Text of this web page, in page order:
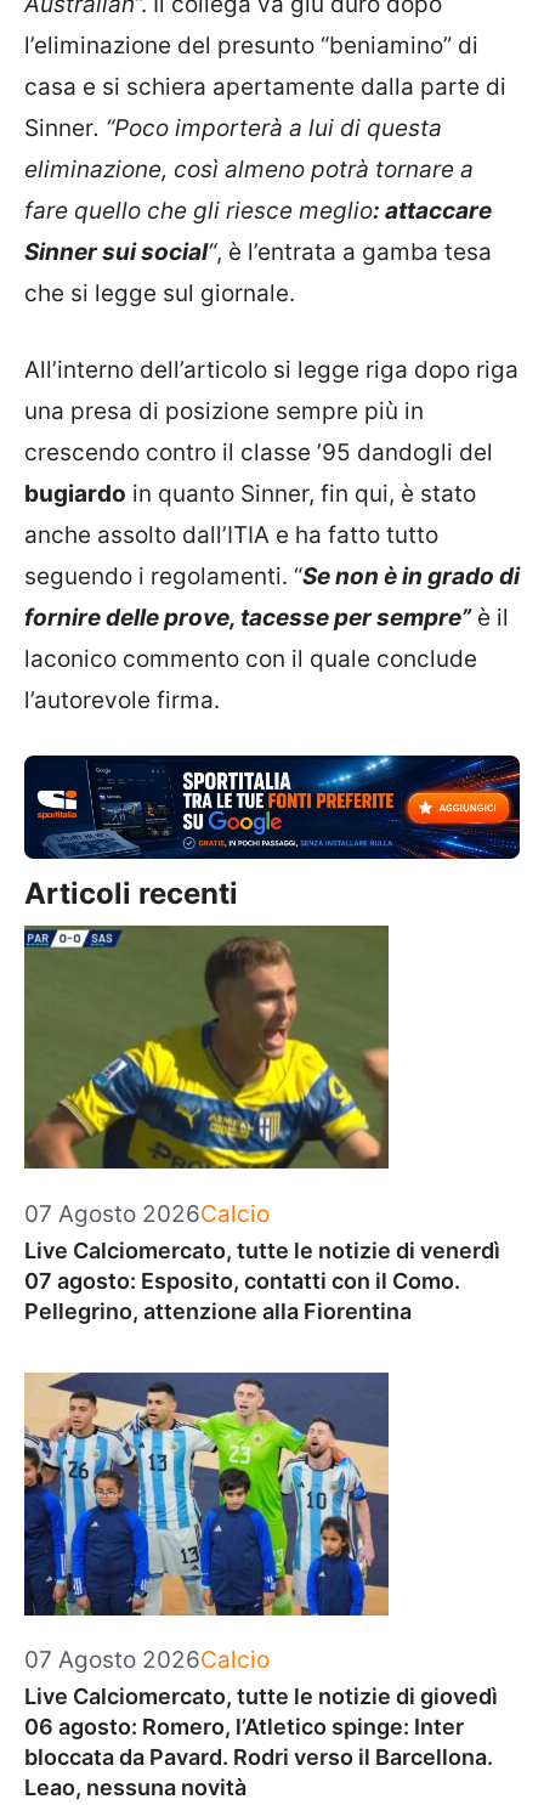
l’eliminazione del presunto “beniamino” di
casa e si schiera apertamente dalla parte di
Sinner. “Poco importerà a lui di questa
eliminazione, così almeno potrà tornare a
fare quello che gli riesce meglio: attaccare
Sinner sui social“, è l’entrata a gamba tesa
che si legge sul giornale.
All’interno dell’articolo si legge riga dopo riga
una presa di posizione sempre più in
crescendo contro il classe ’95 dandogli del
bugiardo in quanto Sinner, fin qui, è stato
anche assolto dall’ITIA e ha fatto tutto
seguendo i regolamenti. “Se non è in grado di
fornire delle prove, tacesse per sempre”è il
laconico commento con il quale conclude
l’autorevole firma.
Articoli recenti
07 Agosto 2026Categorie
Calcio
Live Calciomercato, tutte le notizie di venerdì
07 agosto: Esposito, contatti con il Como.
Pellegrino, attenzione alla Fiorentina
07 Agosto 2026Categorie
Calcio
Live Calciomercato, tutte le notizie di giovedì
06 agosto: Romero, l’Atletico spinge: Inter
bloccata da Pavard. Rodri verso il Barcellona.
Leao, nessuna novità